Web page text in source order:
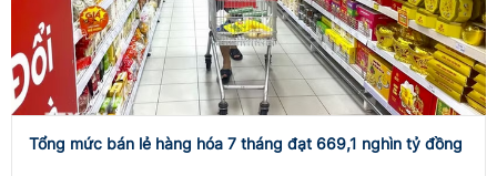
Tổng mức bán lẻ hàng hóa 7 tháng đạt 669,1 nghìn tỷ đồng